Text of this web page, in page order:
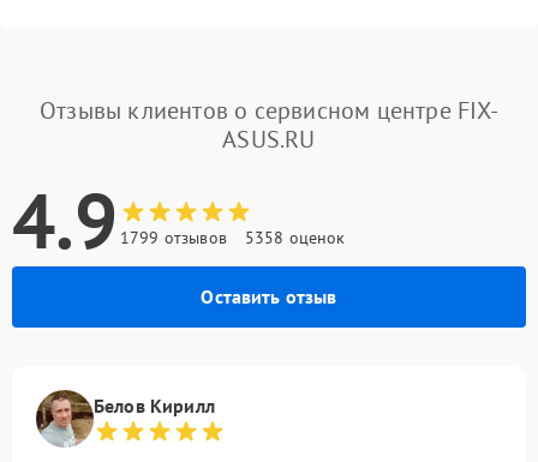
Отзывы клиентов о сервисном центре FIX-
ASUS.RU
4.9 1799 отзывов 5358 оценок
Оставить отзыв
Белов Кирилл